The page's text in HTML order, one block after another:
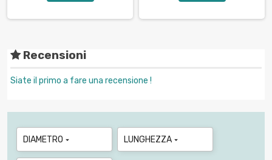
Recensioni
Siate il primo a fare una recensione !
DIAMETRO  LUNGHEZZA 